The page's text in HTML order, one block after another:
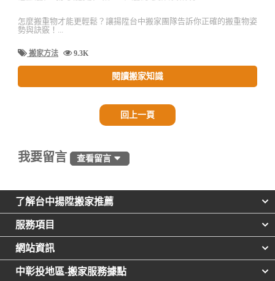
怎麼搬重物才能更輕鬆？讓揚陞台中搬家團隊告訴你正確的搬重物姿
勢與訣竅！...
搬家方法 9.3K
閱讀搬家知識
回上一頁
我要留言 查看留言
了解台中揚陞搬家推薦
服務項目
網站資訊
中彰投地區-搬家服務據點